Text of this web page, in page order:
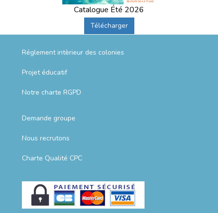
Catalogue Été 2026
Télécharger
Réglement intèrieur des colonies
Projet éducatif
Notre charte RGPD
Demande groupe
Nous recrutons
Charte Qualité CPC